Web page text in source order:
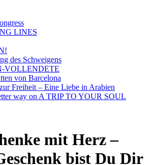
LINES
des Schweigens
VOLLENDETE
von Barcelona
Freiheit – Eine Liebe in Arabien
way on A TRIP TO YOUR SOUL
mit Herz –
bist Du Dir